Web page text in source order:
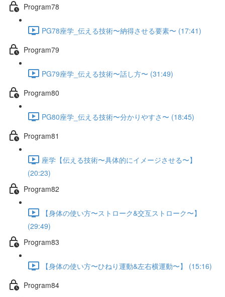
Program78
PG78座学_伝える技術〜納得させる要素〜 (17:41)
Program79
PG79座学_伝える技術〜話し方〜 (31:49)
Program80
PG80座学_伝える技術〜分かりやすさ〜 (18:45)
Program81
座学【伝える技術〜具体的にイメージさせる〜】
(20:23)
Program82
【身体の使い方〜ストローク&交互ストローク〜】
(29:49)
Program83
【身体の使い方〜ひねり運動&左右横運動〜】 (15:16)
Program84